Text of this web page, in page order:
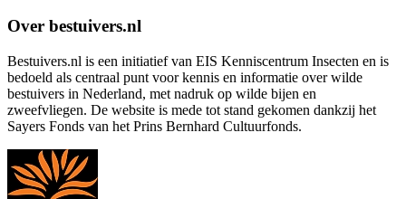
Over bestuivers.nl
Bestuivers.nl is een initiatief van EIS Kenniscentrum Insecten en is
bedoeld als centraal punt voor kennis en informatie over wilde
bestuivers in Nederland, met nadruk op wilde bijen en
zweefvliegen. De website is mede tot stand gekomen dankzij het
Sayers Fonds van het Prins Bernhard Cultuurfonds.